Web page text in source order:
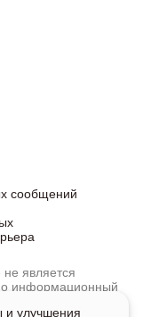
сообщений
является
информационный
и улучшения